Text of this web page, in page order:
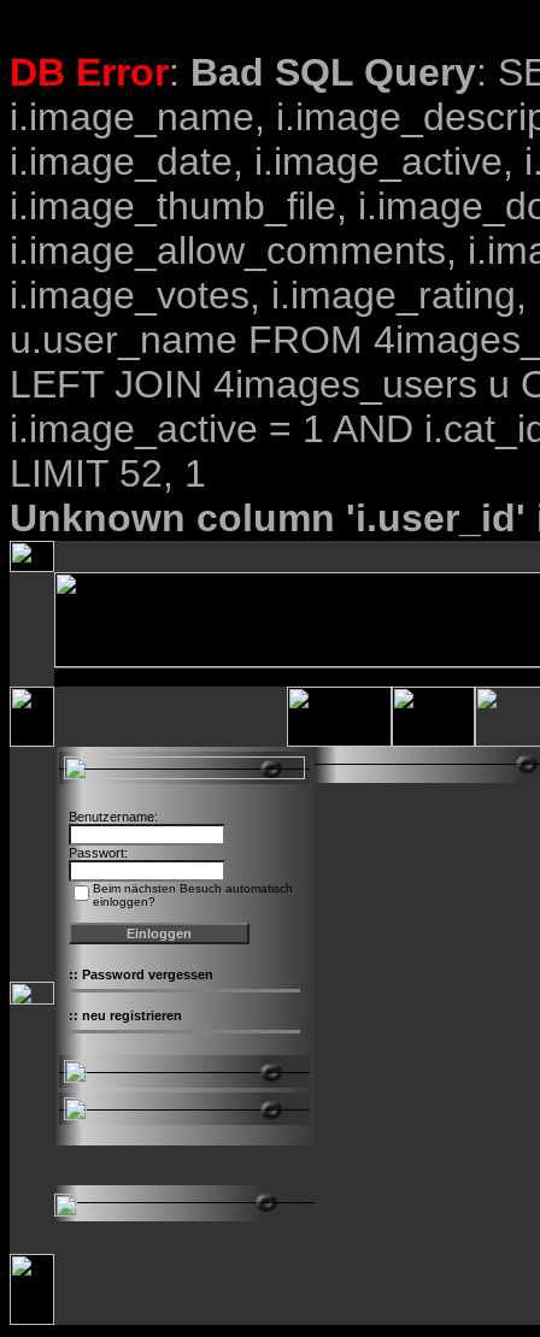
DB Error: Bad SQL Query:
i.image_name,
i.image_date, i.image_active,
i.image_thumb_file,
i.image_allow_comments,
i.image_votes,
u.user_name FROM
LEFT JOIN 4images_users u
i.image_active = 1 AND
LIMIT 52, 1
Unknown column
Benutzername:
Passwort:
Beim nächsten Besuch automatisch
einloggen?
:: Password vergessen
:: neu registrieren